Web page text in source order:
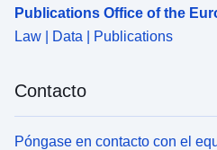
Publications Office of the
Law | Data | Publications
Contacto
Póngase en contacto con el